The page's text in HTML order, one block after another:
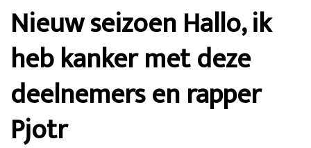
Nieuw seizoen Hallo, ik
heb kanker met deze
deelnemers en rapper
Pjotr